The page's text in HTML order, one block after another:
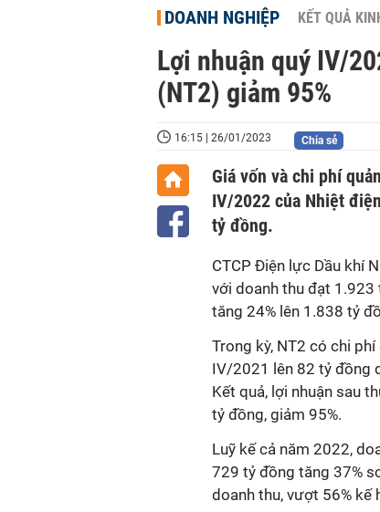
DOANH NGHIỆP KẾT QUẢ
Lợi nhuận quý IV/
(NT2) giảm 95%
16:15 | 26/01/2023 Chia sẻ
Giá vốn và chi phí
IV/2022 của Nhiệt
tỷ đồng.
CTCP Điện lực Dầu khí
với doanh thu đạt 1.923
tăng 24% lên 1.838 tỷ
Trong kỳ, NT2 có chi
IV/2021 lên 82 tỷ đồng
Kết quả, lợi nhuận sau
tỷ đồng, giảm 95%.
Luỹ kế cả năm 2022,
729 tỷ đồng tăng 37%
doanh thu, vượt 56% kế